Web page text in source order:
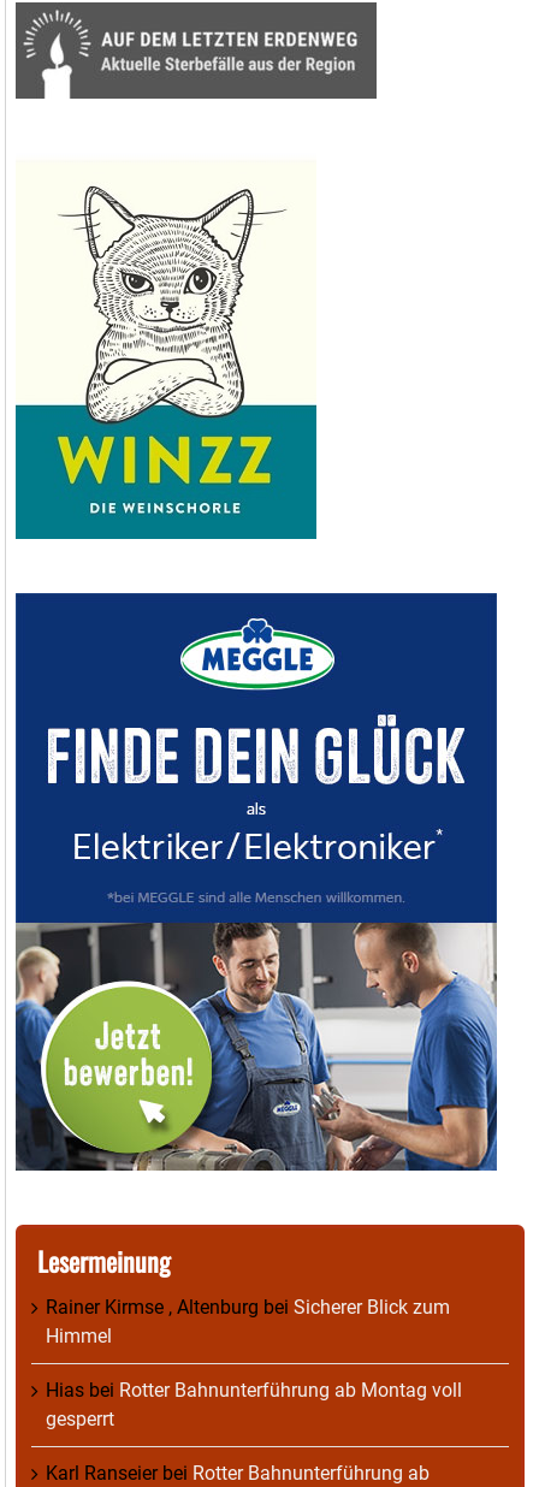
Lesermeinung
Rainer Kirmse , Altenburg bei Sicherer Blick zum
Himmel
Hias bei Rotter Bahnunterführung ab Montag voll
gesperrt
Karl Ranseierbei Rotter Bahnunterführung ab